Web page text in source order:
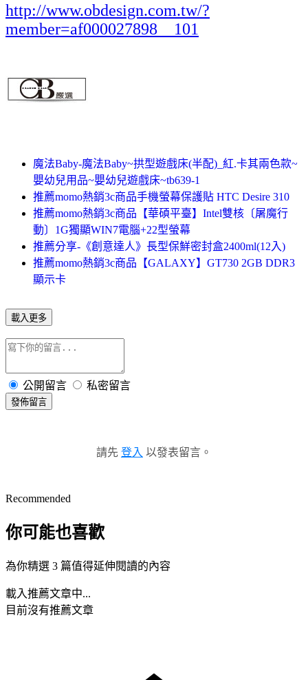
http://www.obdesign.com.tw/?
member=af000027898__101
魔法Baby-魔法Baby~拱型遊戲床(半配)_紅.卡其兩色款~
嬰幼兒用品~嬰幼兒遊戲床~tb639-1
推薦momo熱銷3c商品手機螢幕保護貼 HTC Desire 310
推薦momo熱銷3c商品【華碩平臺】Intel雙核〔屠魔行
動〕1G獨顯WIN7電腦+22型螢幕
推薦分享-《創意達人》長型保鮮密封盒2400ml(12入)
推薦momo熱銷3c商品【GALAXY】GT730 2GB DDR3
顯示卡
載入更多
公開留言 私密留言
發佈留言
請先 登入 以發表留言。
Recommended
你可能也喜歡
為你精選 3 篇值得延伸閱讀的內容
載入推薦文章中...
目前沒有推薦文章